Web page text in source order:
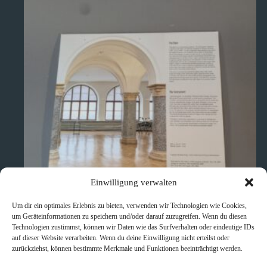
Einwilligung verwalten
Um dir ein optimales Erlebnis zu bieten, verwenden wir Technologien wie Cookies,
um Geräteinformationen zu speichern und/oder darauf zuzugreifen. Wenn du diesen
Technologien zustimmst, können wir Daten wie das Surfverhalten oder eindeutige IDs
auf dieser Website verarbeiten. Wenn du deine Einwilligung nicht erteilst oder
zurückziehst, können bestimmte Merkmale und Funktionen beeinträchtigt werden.
Instrumentalized – in Vinyl